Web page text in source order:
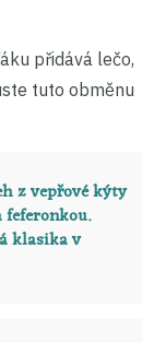
přidává lečo,
tuto obměnu
z vepřové kýty
klasika v